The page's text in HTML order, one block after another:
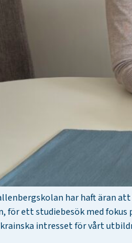
har haft äran
för ett studiebesök med
intresset för vårt